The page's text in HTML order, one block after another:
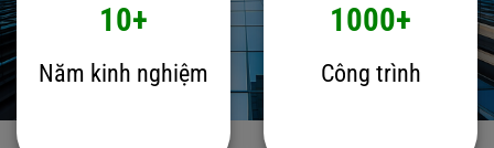
10+
Năm kinh nghiệm
1000+
Công trình